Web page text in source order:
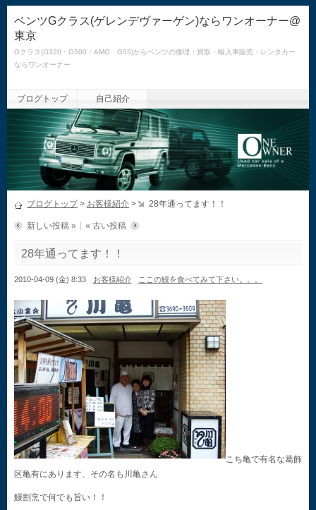
ベンツGクラス(ゲレンデヴァーゲン)ならワンオーナー@
東京
Gクラス(G320・G500・AMG G55)からベンツの修理・買取・輸入車販売・レンタカー
ならワンオーナー
ブログトップ 自己紹介
ブログトップ> お客様紹介 > 28年通ってます！！
新しい投稿 » « 古い投稿
28年通ってます！！
2010-04-09 (金) 8:33 お客様紹介 ここの鰻を食べてみて下さい。。。
こち亀で有名な葛飾
区亀有にあります、その名も川亀さん
鰻割烹で何でも旨い！！